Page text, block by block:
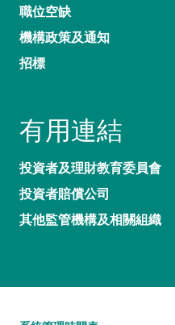
職位空缺
機構政策及通知
招標
有用連結
投資者及理財教育委員會
投資者賠償公司
其他監管機構及相關組織